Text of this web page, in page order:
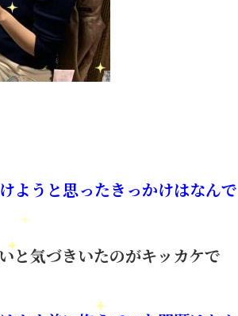
ようと思ったきっかけはなんで
と気づきいたのがキッカケで